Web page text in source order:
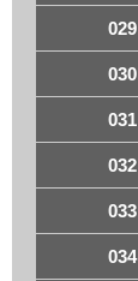
029
030
031
032
033
034